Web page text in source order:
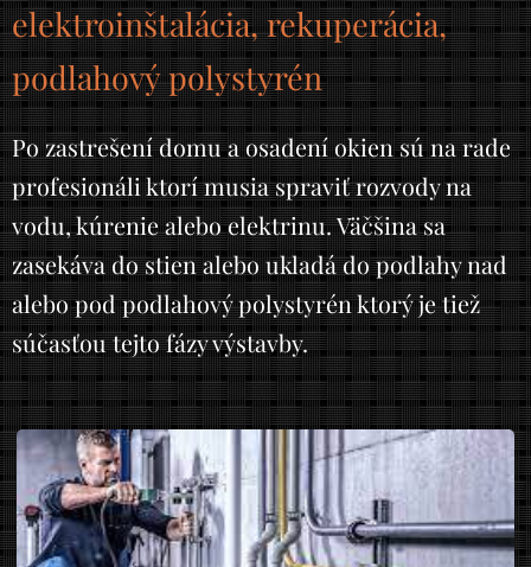
elektroinštalácia, rekuperácia,
podlahový polystyrén
Po zastrešení domu a osadení okien sú na rade
profesionáli ktorí musia spraviť rozvody na
vodu, kúrenie alebo elektrinu. Väčšina sa
zasekáva do stien alebo ukladá do podlahy nad
alebo pod podlahový polystyrén ktorý je tiež
súčasťou tejto fázy výstavby.